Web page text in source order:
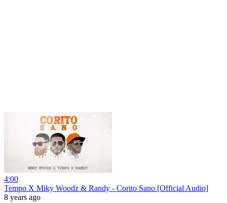
4:00
Tempo X Miky Woodz & Randy - Corito Sano [Official Audio]
8 years ago